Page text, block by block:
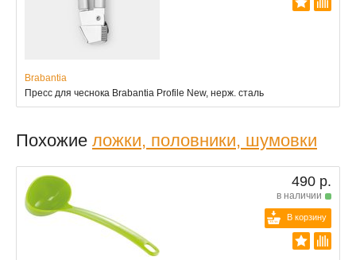
Brabantia
Пресс для чеснока Brabantia Profile New, нерж. сталь
Похожие ложки, половники, шумовки
490 р.
в наличии
В корзину